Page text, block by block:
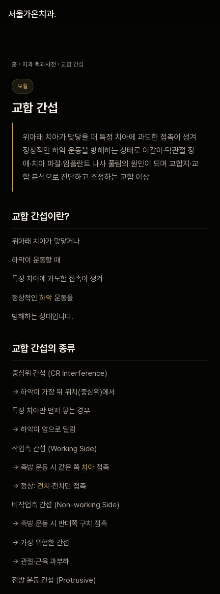
서울가온치과.
진료 안내
안내
예약 안내
공지사항
자주 묻는 질문
회원가입 / 로그인
홈 › 치과 백과사전 › 교합 간섭
보철
교합 간섭
위아래 치아가 맞닿을 때 특정 치아에 과도한 접촉이 생겨
정상적인 하악 운동을 방해하는 상태로 이갈이·턱관절 장
애·치아 파절·임플란트 나사 풀림의 원인이 되며 교합지·교
합 분석으로 진단하고 조정하는 교합 이상
교합 간섭이란?
위아래 치아가 맞닿거나
하악이 운동할 때
특정 치아에 과도한 접촉이 생겨
정상적인 하악 운동을
방해하는 상태입니다.
교합 간섭의 종류
중심위 간섭 (CR Interference)
→ 하악이 가장 뒤 위치(중심위)에서
특정 치아만 먼저 닿는 경우
→ 하악이 앞으로 밀림
작업측 간섭 (Working Side)
→ 측방 운동 시 같은 쪽 치아접촉
→ 정상: 견치 ·전치만 접촉
비작업측 간섭 (Non-working Side)
→ 측방 운동 시 반대쪽 구치 접촉
→ 가장 위험한 간섭
→ 관절·근육 과부하
전방 운동 간섭 (Protrusive)